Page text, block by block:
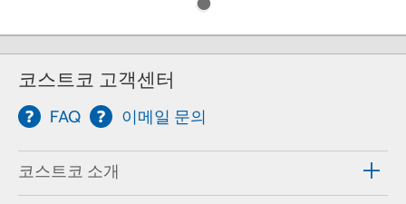
코스트코 고객센터
FAQ 이메일 문의
코스트코 소개